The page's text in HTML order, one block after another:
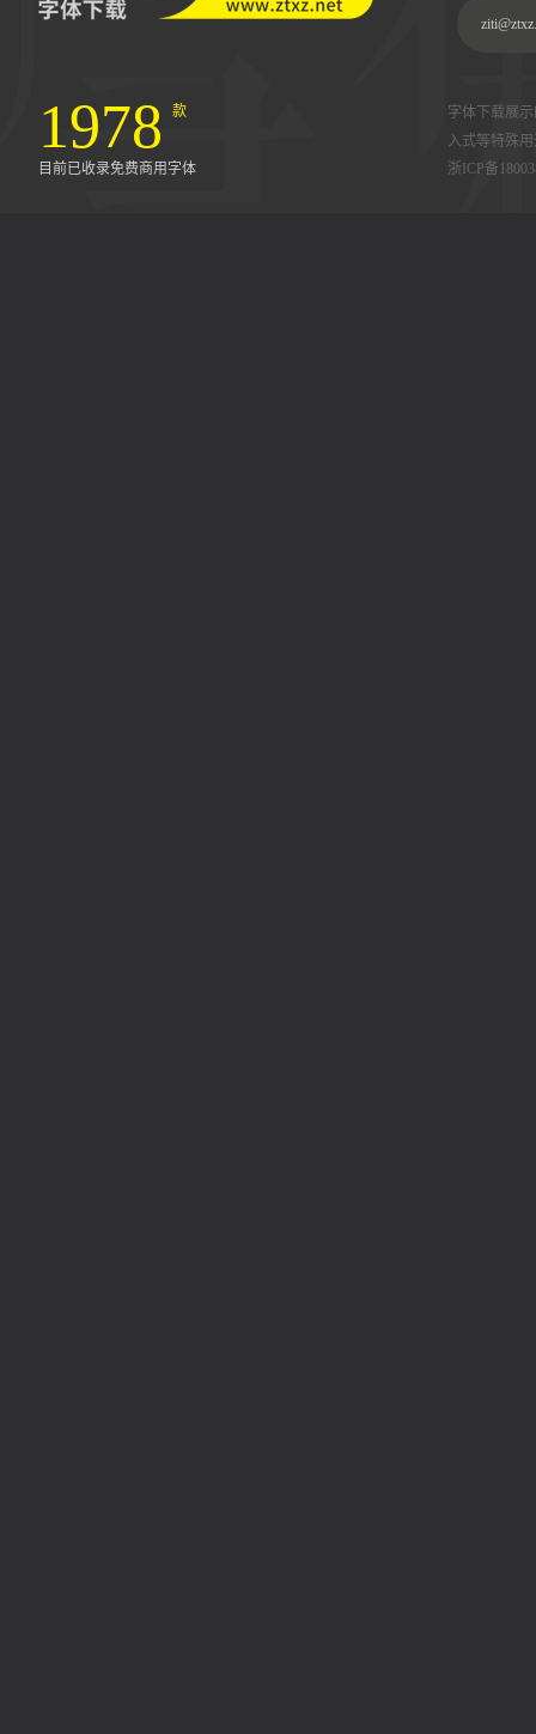
1978 款
目前已收录免费商用字体
字体下载展
入式等特殊
浙ICP备